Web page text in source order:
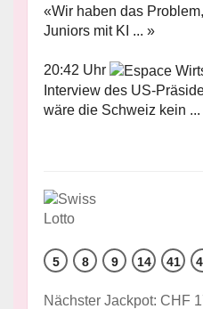
«Wir haben das
Juniors mit KI ... »
20:42 Uhr
Interview des US-
wäre die Schweiz kein ...
5 8 9 14 41
Nächster Jackpot: CHF